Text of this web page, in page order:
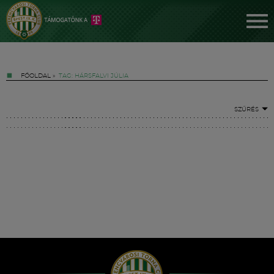
FŐOLDAL » TAG: HÁRSFALVI JÚLIA
SZŰRÉS
Hírek